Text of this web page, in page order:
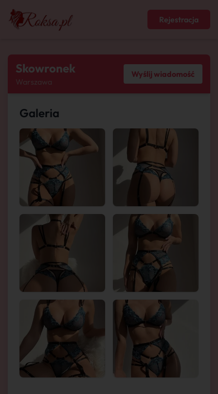
Rejestracja
Skowronek
Warszawa
Wyślij wiadomość
Galeria